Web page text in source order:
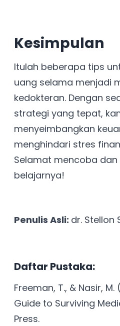
Kesimpulan
Itulah beberapa tips
uang selama menjadi
kedokteran. Dengan
strategi yang tepat,
menyeimbangkan
menghindari stres
Selamat mencoba
belajarnya!
Penulis Asli: dr. Stellon
Daftar Pustaka:
Freeman, T., & Nasir,
Guide to Surviving
Press.